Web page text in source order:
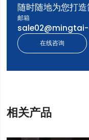
随时随地为您打造
在线咨询
邮箱
相关产品